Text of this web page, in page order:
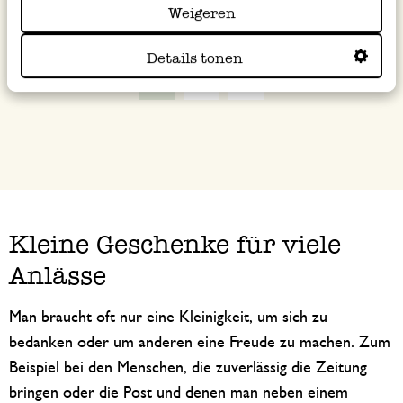
Weigeren
Details tonen
inkl. MwSt zzgl. Versandkosten
1 2
Kleine Geschenke für viele
Anlässe
Man braucht oft nur eine Kleinigkeit, um sich zu
bedanken oder um anderen eine Freude zu machen. Zum
Beispiel bei den Menschen, die zuverlässig die Zeitung
bringen oder die Post und denen man neben einem